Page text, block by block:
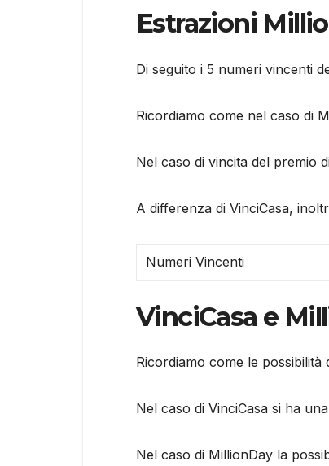
Estrazioni
Di seguito i 5 numeri vincenti
Ricordiamo come nel caso di
Nel caso di vincita del premio
A differenza di VinciCasa,
Numeri Vincenti
VinciCasa e
Ricordiamo come le possibilità
Nel caso di VinciCasa si ha
Nel caso di MillionDay la